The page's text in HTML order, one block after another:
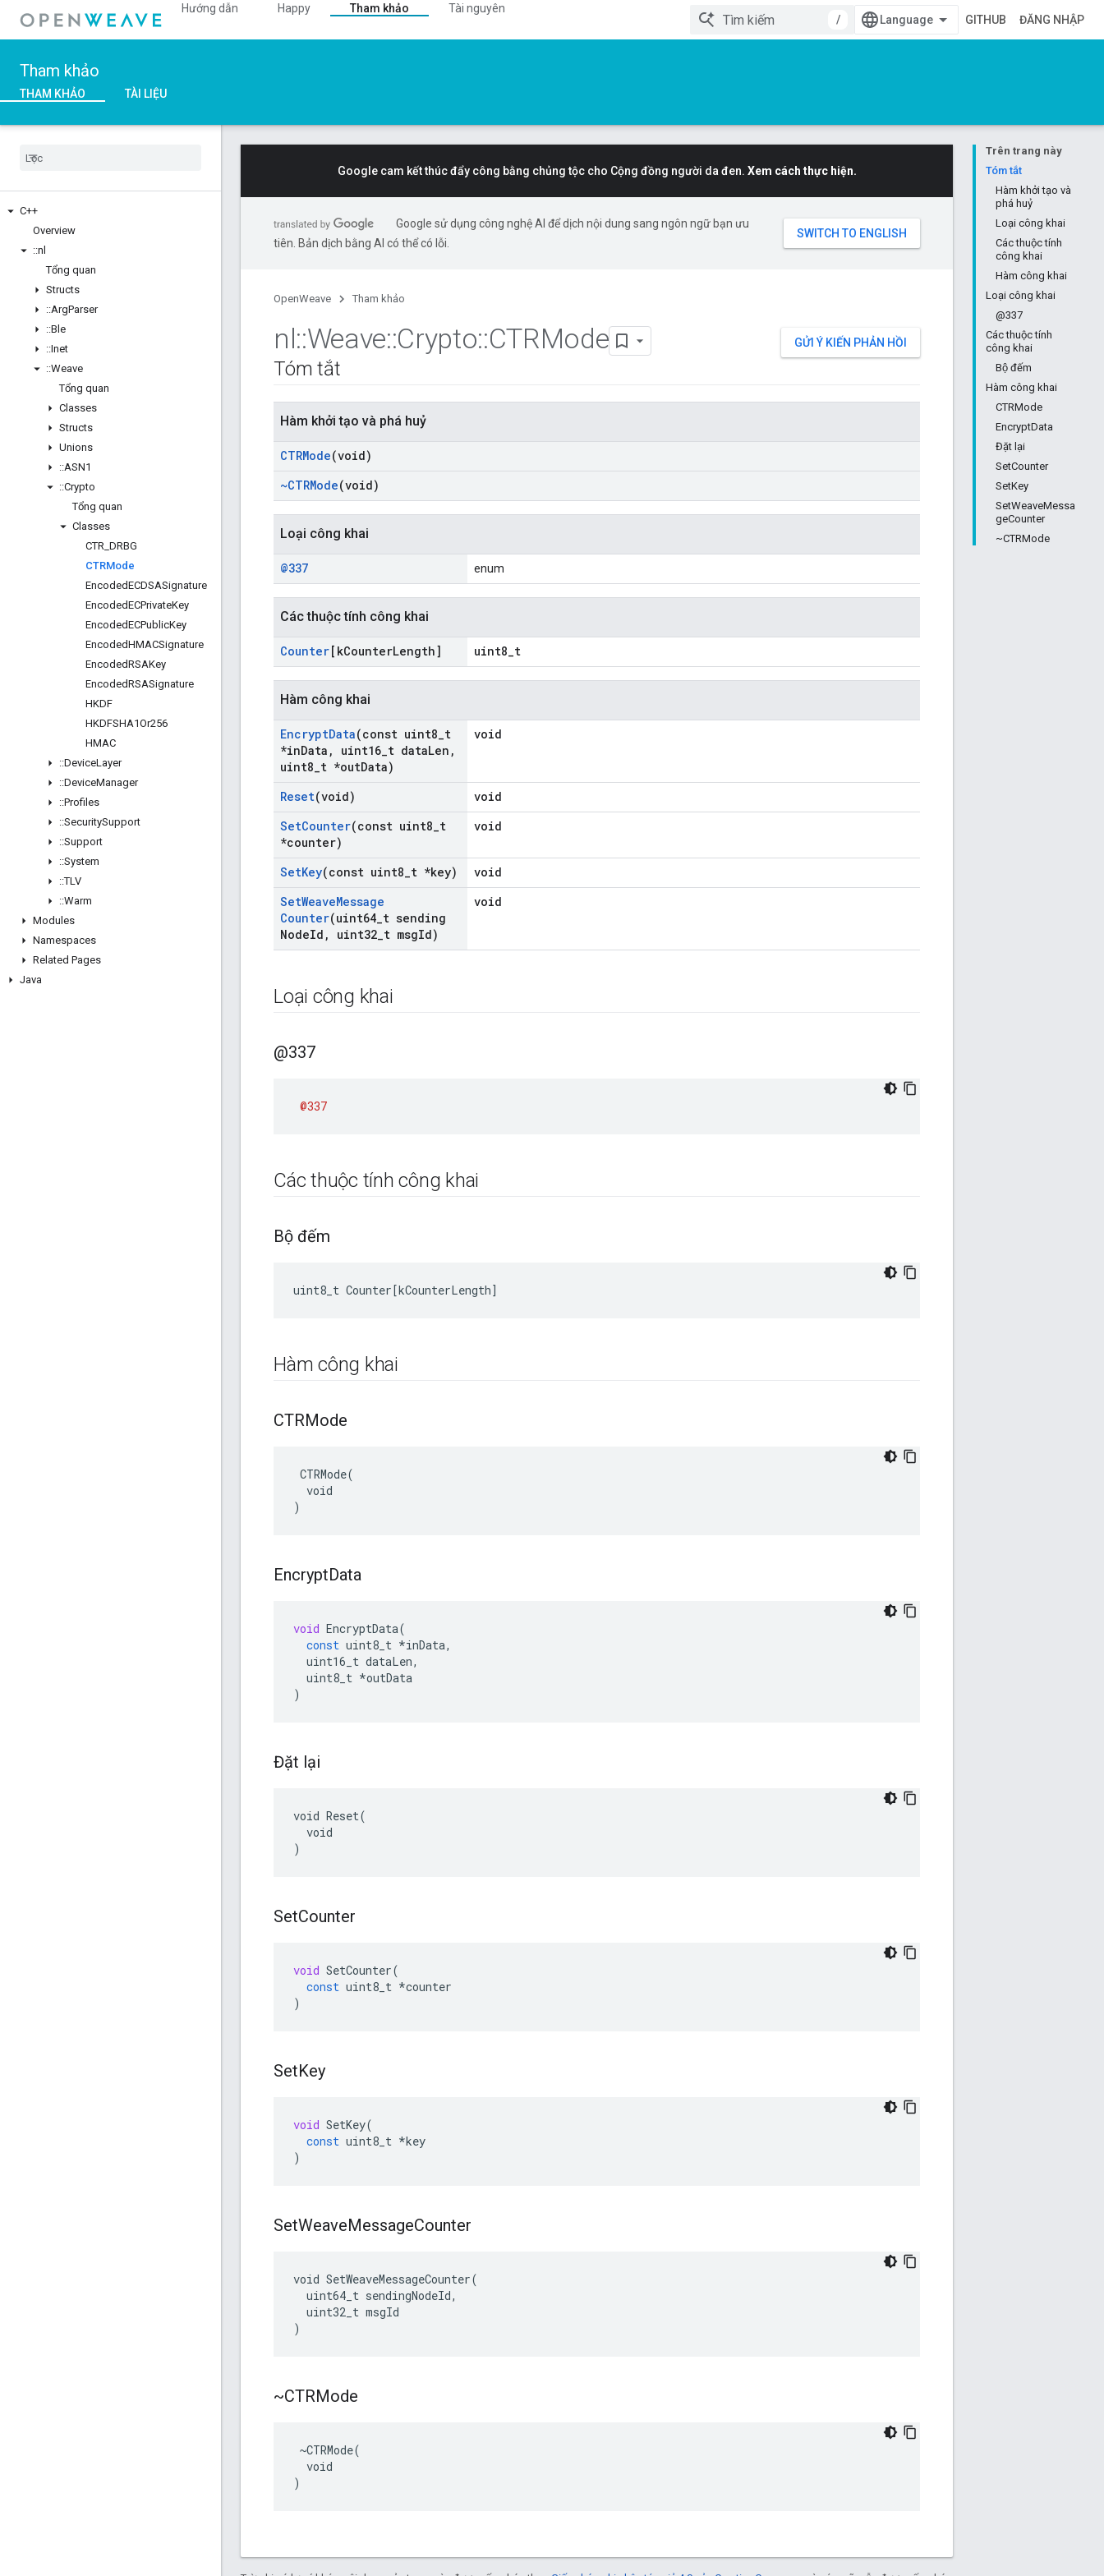
Hướng dẫn Happy Tham khảo
Tài nguyên
/
GITHUB ĐĂNG NHẬP
Tham khảo
THAM KHẢO TÀI LIỆU
C++
Overview
::nl
Tổng quan
Structs
::ArgParser
::Ble
::Inet
::Weave
Tổng quan
Classes
Structs
Unions
::ASN1
::Crypto
Tổng quan
Classes
CTR DRBG
CTRMode
EncodedECDSASignature
EncodedECPrivateKey
EncodedECPublicKey
EncodedHMACSignature
EncodedRSAKey
EncodedRSASignature
HKDF
HKDFSHA1Or256
HMAC
::DeviceLayer
::DeviceManager
::Profiles
::SecuritySupport
::Support
::System
::TLV
::Warm
Modules
Namespaces
Related Pages
Java
Trên trang này
Tóm tắt
Hàm khởi tạo và
phá huỷ
Loại công khai
Các thuộc tính
công khai
Hàm công khai
Loại công khai
@337
Các thuộc tính
công khai
Bộ đếm
Hàm công khai
CTRMode
EncryptData
Đặt lại
SetCounter
SetKey
SetWeaveMessa
geCounter
~CTRMode
Google cam kết thúc đẩy công bằng chủng tộc cho Cộng đồng người da đen. Xem cách thực hiện.
Google sử dụng công nghệ AI để dịch nội dung sang ngôn ngữ bạn ưu
tiên. Bản dịch bằng AI có thể có lỗi.
OpenWeave Tham khảo
GỬI Ý KIẾN PHẢN HỒI
nl::Weave::Crypto::CTRMode
Tóm tắt
Hàm khởi tạo và phá huỷ
CTRMode(void)
~CTRMode(void)
Loại công khai
@337 enum
Các thuộc tính công khai
Counter[kCounterLength] uint8_t
Hàm công khai
EncryptData(const uint8 t
*inData , uint16 t dataLen ,
uint8 t *outData)
void
Reset(void)
void
SetCounter(const uint8 t
*counter)
void
SetKey(const uint8 t *key)
void
SetWeaveMessage
Counter(uint64 t sending
NodeId , uint32 t msgId)
void
Loại công khai
@337
@337
Các thuộc tính công khai
Bộ đếm
uint8_t Counter[kCounterLength]
Hàm công khai
CTRMode
CTRMode(
  void
)
EncryptData
void EncryptData(
const uint8_t *inData,
uint16_t dataLen,
uint8_t *outData
)
Đặt lại
void Reset(
  void
)
SetCounter
void SetCounter(
const uint8_t *counter
)
SetKey
void SetKey(
const uint8_t *key
)
SetWeaveMessageCounter
void SetWeaveMessageCounter(
  uint64_t sendingNodeId,
  uint32_t msgId
)
~CTRMode
~CTRMode(
  void
)